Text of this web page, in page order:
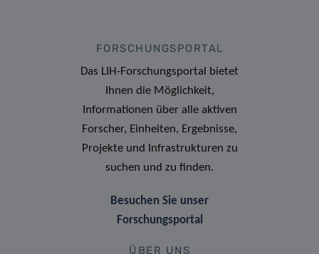
FORSCHUNGSPORTAL
Das LIH-Forschungsportal bietet
Ihnen die Möglichkeit,
Informationen über alle aktiven
Forscher, Einheiten, Ergebnisse,
Projekte und Infrastrukturen zu
suchen und zu finden.
Besuchen Sie unser
Forschungsportal
ÜBER UNS